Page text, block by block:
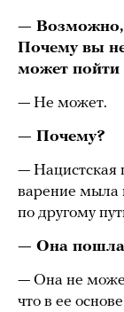
— Возможно,
Почему вы
может пойти
— Не может.
— Почему?
— Нацистская
варение мыла
по другому
— Она
— Она не
что в ее